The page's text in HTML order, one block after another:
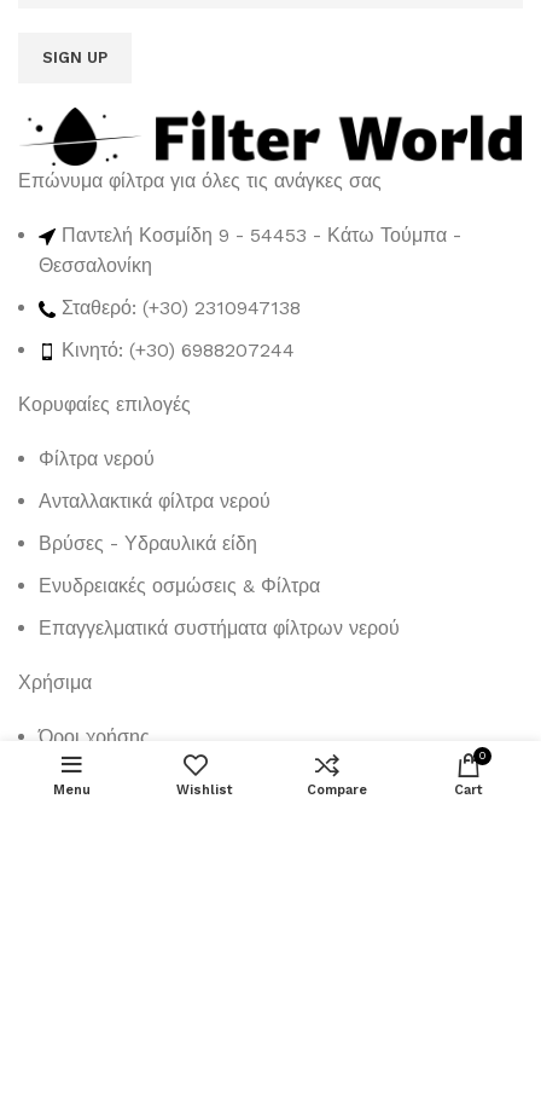
Επώνυμα φίλτρα για όλες τις ανάγκες σας
Παντελή Κοσμίδη 9 - 54453 - Κάτω Τούμπα -
Θεσσαλονίκη
Σταθερό: (+30) 2310947138
Κινητό: (+30) 6988207244
Κορυφαίες επιλογές
Φίλτρα νερού
Ανταλλακτικά φίλτρα νερού
Βρύσες - Υδραυλικά είδη
Ενυδρειακές οσμώσεις & Φίλτρα
Επαγγελματικά συστήματα φίλτρων νερού
Χρήσιμα
Όροι χρήσης
Προσωπικά δεδομένα
Menu Wishlist Compare
0
Cart